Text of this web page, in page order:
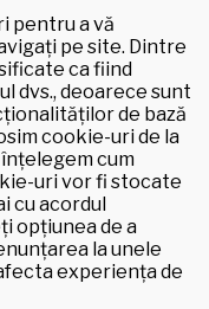
pentru a vă
pe site. Dintre
ca fiind
dvs., deoarece sunt
de bază
cookie-uri de la
cum
uri vor fi stocate
cu acordul
opțiunea de a
la unele
experiența de